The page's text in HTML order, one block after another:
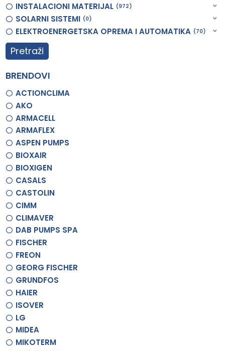
INSTALACIONI MATERIJAL 972
SOLARNI SISTEMI 0
ELEKTROENERGETSKA OPREMA I AUTOMATIKA 70
Pretraži
BRENDOVI
ACTIONCLIMA
AKO
ARMACELL
ARMAFLEX
ASPEN PUMPS
BIOXAIR
BIOXIGEN
CASALS
CASTOLIN
CIMM
CLIMAVER
DAB PUMPS SPA
FISCHER
FREON
GEORG FISCHER
GRUNDFOS
HAIER
ISOVER
LG
MIDEA
MIKOTERM